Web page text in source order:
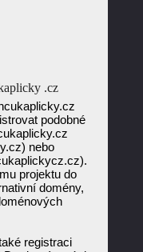
.cz
podobné
nebo
projektu do
domény,
registraci